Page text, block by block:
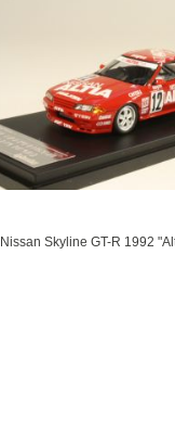
Nissan Skyline GT-R 1992